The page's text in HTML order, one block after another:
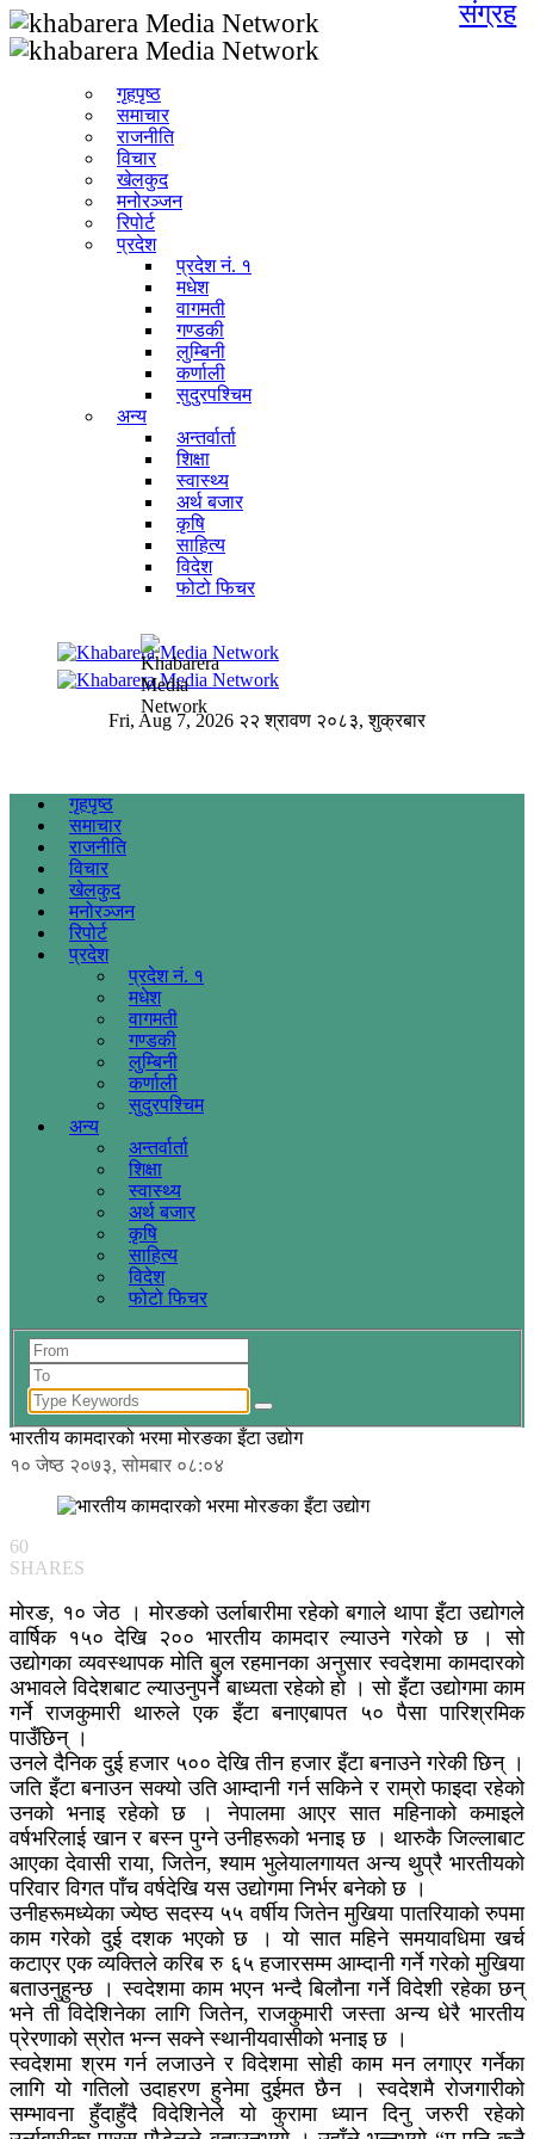
गृहपृष्ठ
समाचार
राजनीति
विचार
खेलकुद
मनोरञ्जन
रिपोर्ट
प्रदेश
प्रदेश नं. १
मधेश
वागमती
गण्डकी
लुम्बिनी
कर्णाली
सुदुरपश्चिम
अन्य
अन्तर्वार्ता
शिक्षा
स्वास्थ्य
अर्थ बजार
कृषि
साहित्य
विदेश
फोटो फिचर
Fri, Aug 7, 2026 २२ श्रावण २०८३, शुक्रबार
गृहपृष्ठ
समाचार
राजनीति
विचार
खेलकुद
मनोरञ्जन
रिपोर्ट
प्रदेश
प्रदेश नं. १
मधेश
वागमती
गण्डकी
लुम्बिनी
कर्णाली
सुदुरपश्चिम
अन्य
अन्तर्वार्ता
शिक्षा
स्वास्थ्य
अर्थ बजार
कृषि
साहित्य
विदेश
फोटो फिचर
संग्रह
भारतीय कामदारको भरमा मोरङका इँटा उद्योग
१० जेष्ठ २०७३, सोमबार ०८:०४
60
SHARES
मोरङ, १० जेठ । मोरङको उर्लाबारीमा रहेको बगाले थापा इँटा उद्योगले
वार्षिक १५० देखि २०० भारतीय कामदार ल्याउने गरेको छ । सो
उद्योगका व्यवस्थापक मोति बुल रहमानका अनुसार स्वदेशमा कामदारको
अभावले विदेशबाट ल्याउनुपर्ने बाध्यता रहेको हो । सो इँटा उद्योगमा काम
गर्ने राजकुमारी थारुले एक इँटा बनाएबापत ५० पैसा पारिश्रमिक
पाउँछिन् ।
उनले दैनिक दुई हजार ५०० देखि तीन हजार इँटा बनाउने गरेकी छिन् ।
जति इँटा बनाउन सक्यो उति आम्दानी गर्न सकिने र राम्रो फाइदा रहेको
उनको भनाइ रहेको छ । नेपालमा आएर सात महिनाको कमाइले
वर्षभरिलाई खान र बस्न पुग्ने उनीहरूको भनाइ छ । थारुकै जिल्लाबाट
आएका देवासी राया, जितेन, श्याम भुलेयालगायत अन्य थुप्रै भारतीयको
परिवार विगत पाँच वर्षदेखि यस उद्योगमा निर्भर बनेको छ ।
उनीहरूमध्येका ज्येष्ठ सदस्य ५५ वर्षीय जितेन मुखिया पातरियाको रुपमा
काम गरेको दुई दशक भएको छ । यो सात महिने समयावधिमा खर्च
कटाएर एक व्यक्तिले करिब रु ६५ हजारसम्म आम्दानी गर्ने गरेको मुखिया
बताउनुहुन्छ । स्वदेशमा काम भएन भन्दै बिलौना गर्ने विदेशी रहेका छन्
भने ती विदेशिनेका लागि जितेन, राजकुमारी जस्ता अन्य धेरै भारतीय
प्रेरणाको स्रोत भन्न सक्ने स्थानीयवासीको भनाइ छ ।
स्वदेशमा श्रम गर्न लजाउने र विदेशमा सोही काम मन लगाएर गर्नेका
लागि यो गतिलो उदाहरण हुनेमा दुईमत छैन । स्वदेशमै रोजगारीको
सम्भावना हुँदाहुँदै विदेशिनेले यो कुरामा ध्यान दिनु जरुरी रहेको